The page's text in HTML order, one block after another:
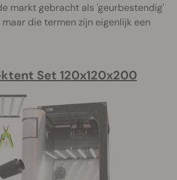
markt gebracht als 'geurbestendig'
die termen zijn eigenlijk een
Set 120x120x200